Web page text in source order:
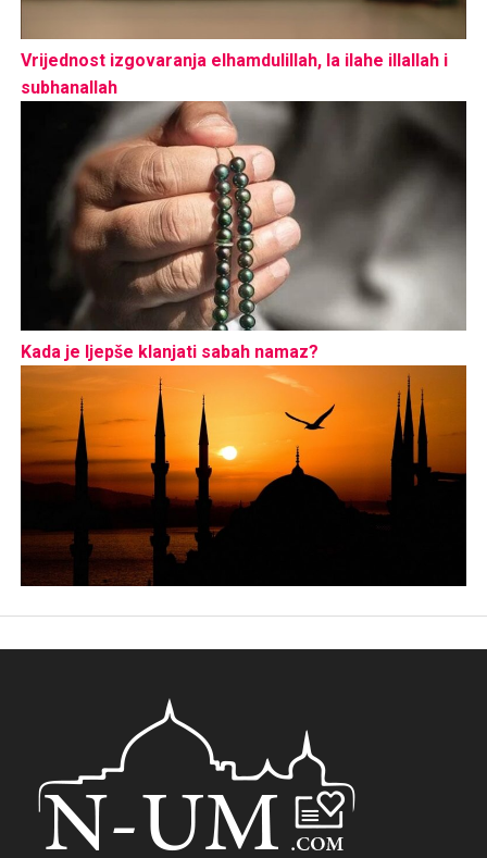
Vrijednost izgovaranja elhamdulillah, la ilahe illallah i
subhanallah
Kada je ljepše klanjati sabah namaz?